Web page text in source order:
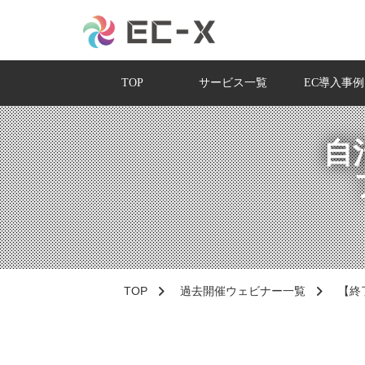
TOP サービス一覧 EC導入事例
自
TOP 過去開催ウェビナー一覧 【